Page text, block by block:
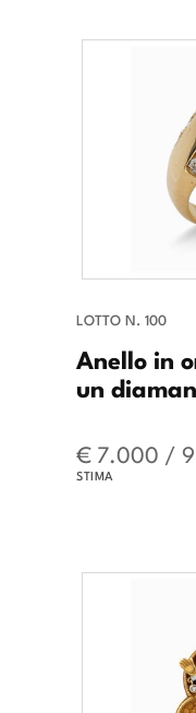
LOTTO N. 100
Anello in
un
€ 7.000 /
STIMA